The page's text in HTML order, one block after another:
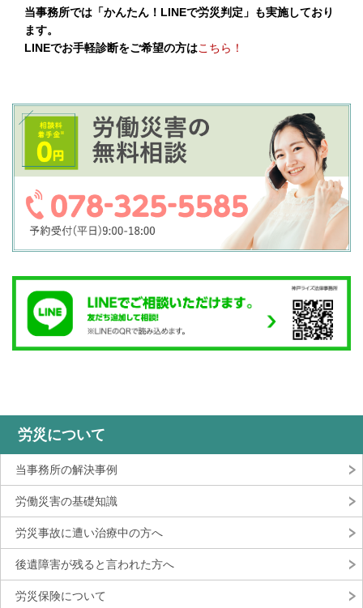
当事務所では「かんたん！LINEで労災判定」も実施しており
ます。
LINEでお手軽診断をご希望の方はこちら！
労災について
当事務所の解決事例
労働災害の基礎知識
労災事故に遭い治療中の方へ
後遺障害が残ると言われた方へ
労災保険について